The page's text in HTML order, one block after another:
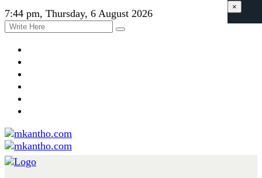
7:44 pm, Thursday, 6 August 2026
×